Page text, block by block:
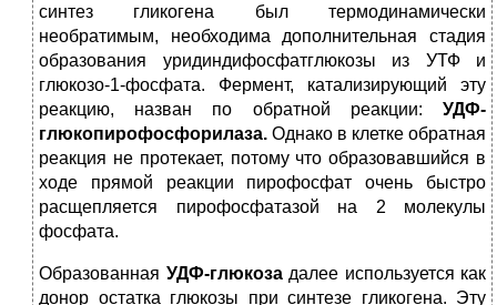
синтез гликогена был термодинамически
необратимым, необходима дополнительная стадия
образования уридиндифосфатглюкозы из УТФ и
глюкозо-1-фосфата. Фермент, катализирующий эту
реакцию, назван по обратной реакции: УДФ-
глюкопирофосфорилаза. Однако в клетке обратная
реакция не протекает, потому что образовавшийся в
ходе прямой реакции пирофосфат очень быстро
расщепляется пирофосфатазой на 2 молекулы
фосфата.
Образованная УДФ-глюкоза далее используется как
донор остатка глюкозы при синтезе гликогена. Эту